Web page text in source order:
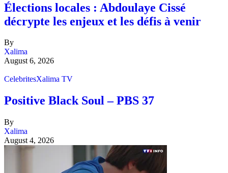
Élections locales : Abdoulaye Cissé
décrypte les enjeux et les défis à venir
By
Xalima
August 6, 2026
CelebritesXalima TV
Positive Black Soul – PBS 37
By
Xalima
August 4, 2026